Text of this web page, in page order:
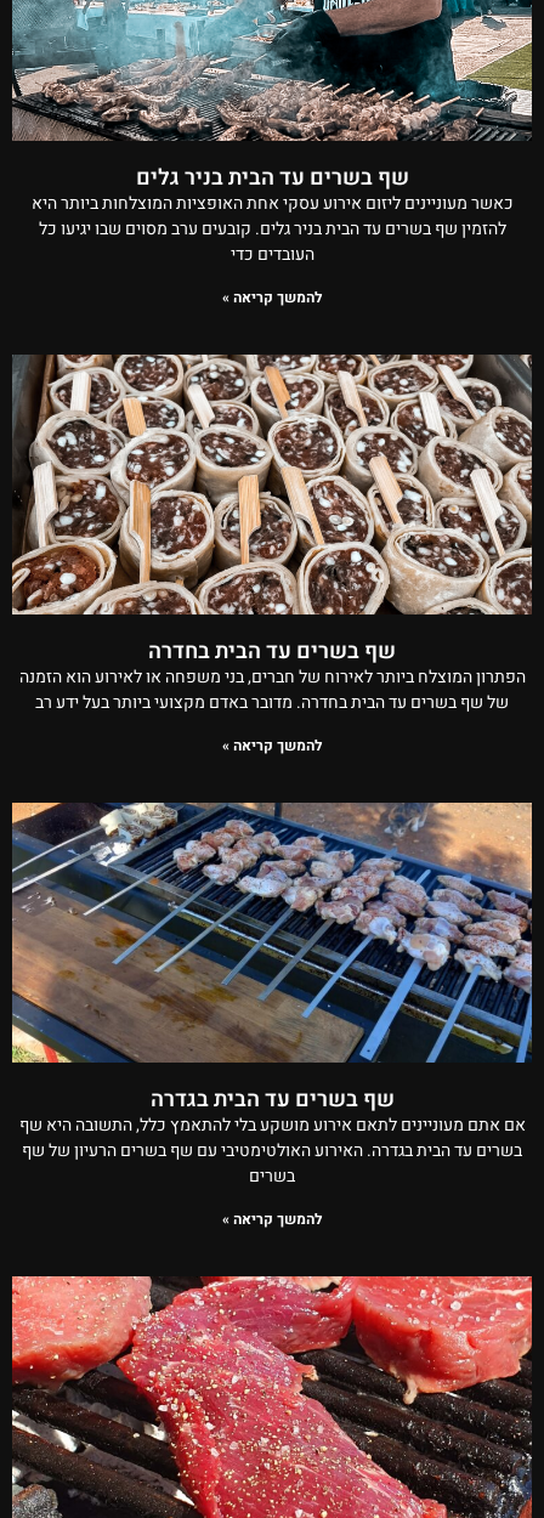
שף בשרים עד הבית בניר גלים
כאשר מעוניינים ליזום אירוע עסקי אחת האופציות המוצלחות ביותר היא
להזמין שף בשרים עד הבית בניר גלים. קובעים ערב מסוים שבו יגיעו כל
העובדים כדי
להמשך קריאה »
שף בשרים עד הבית בחדרה
הפתרון המוצלח ביותר לאירוח של חברים, בני משפחה או לאירוע הוא הזמנה
של שף בשרים עד הבית בחדרה. מדובר באדם מקצועי ביותר בעל ידע רב
להמשך קריאה »
שף בשרים עד הבית בגדרה
אם אתם מעוניינים לתאם אירוע מושקע בלי להתאמץ כלל, התשובה היא שף
בשרים עד הבית בגדרה. האירוע האולטימטיבי עם שף בשרים הרעיון של שף
בשרים
להמשך קריאה »